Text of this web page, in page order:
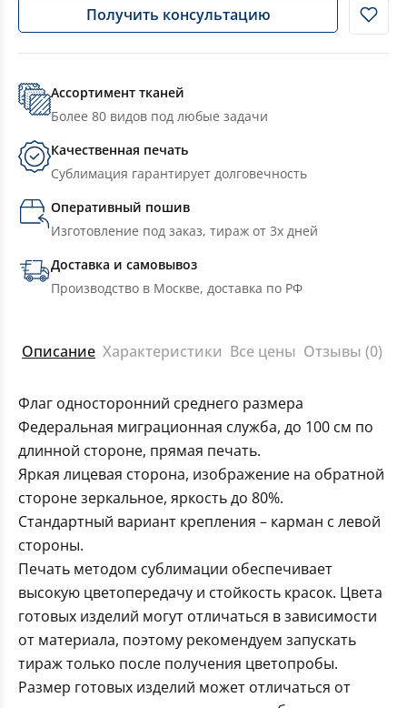
Получить консультацию
Ассортимент тканей
Более 80 видов под любые задачи
Качественная печать
Сублимация гарантирует долговечность
Оперативный пошив
Изготовление под заказ, тираж от 3х дней
Доставка и самовывоз
Производство в Москве, доставка по РФ
Описание Характеристики Все цены Отзывы (0)
Флаг односторонний среднего размера
Федеральная миграционная служба, до 100 см по
длинной стороне, прямая печать.
Яркая лицевая сторона, изображение на обратной
стороне зеркальное, яркость до 80%.
Стандартный вариант крепления – карман с левой
стороны.
Печать методом сублимации обеспечивает
высокую цветопередачу и стойкость красок. Цвета
готовых изделий могут отличаться в зависимости
от материала, поэтому рекомендуем запускать
тираж только после получения цветопробы.
Размер готовых изделий может отличаться от